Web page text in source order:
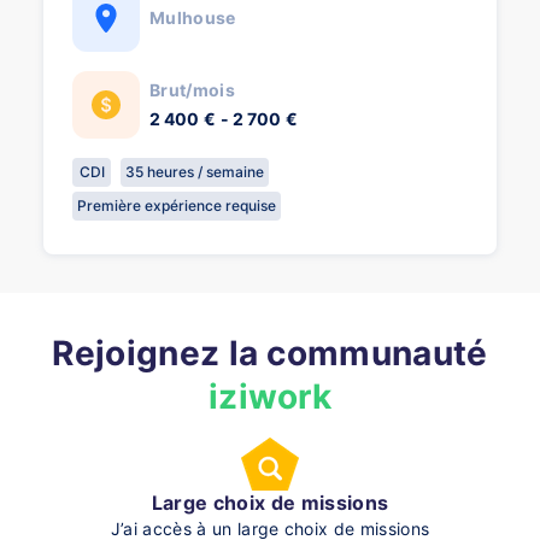
Mulhouse
Brut/mois
2 400 € - 2 700 €
CDI
35 heures / semaine
Première expérience requise
Rejoignez la communauté
iziwork
Large choix de missions
J’ai accès à un large choix de missions